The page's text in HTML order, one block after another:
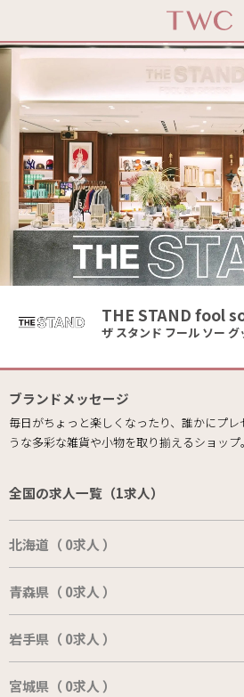
THE STAND fool
ザ スタンド フール ソー グ
ブランドメッセージ
毎日がちょっと楽しくなったり、誰かにプ
うな多彩な雑貨や小物を取り揃えるショップ。
全国の求人一覧（1求人）
北海道（ 0求人 ）
青森県（ 0求人 ）
岩手県（ 0求人 ）
宮城県（ 0求人 ）